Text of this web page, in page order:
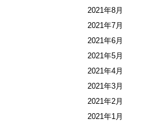
2021年8月
2021年7月
2021年6月
2021年5月
2021年4月
2021年3月
2021年2月
2021年1月